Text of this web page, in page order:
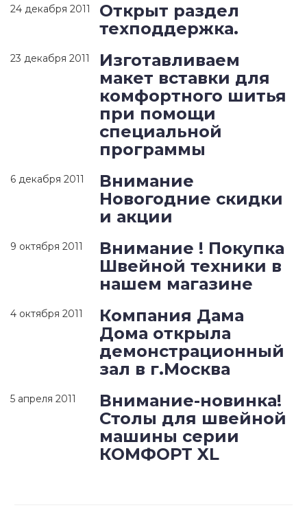
24 декабря 2011
Открыт раздел
техподдержка.
23 декабря 2011
Изготавливаем
макет вставки для
комфортного шитья
при помощи
специальной
программы
6 декабря 2011
Внимание
Новогодние скидки
и акции
9 октября 2011
Внимание ! Покупка
Швейной техники в
нашем магазине
4 октября 2011
Компания Дама
Дома открыла
демонстрационный
зал в г.Москва
5 апреля 2011
Внимание-новинка!
Столы для швейной
машины серии
КОМФОРТ XL